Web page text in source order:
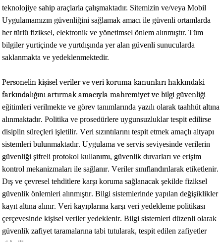
teknolojiye sahip araçlarla çalışmaktadır. Sitemizin ve/veya Mobil
Uygulamamızın güvenliğini sağlamak amacı ile güvenli ortamlarda
her türlü fiziksel, elektronik ve yönetimsel önlem alınmıştır. Tüm
bilgiler yurtiçinde ve yurtdışında yer alan güvenli sunucularda
saklanmakta ve yedeklenmektedir.
Personelin kişisel veriler ve veri koruma kanunları hakkındaki
eğitimleri verilmekte ve görev tanımlarında yazılı olarak taahhüt altına
alınmaktadır. Politika ve prosedürlere uygunsuzluklar tespit edilirse
disiplin süreçleri işletilir. Veri sızıntılarını tespit etmek amaçlı altyapı
sistemleri bulunmaktadır. Uygulama ve servis seviyesinde verilerin
güvenliği şifreli protokol kullanımı, güvenlik duvarları ve erişim
kontrol mekanizmaları ile sağlanır. Veriler sınıflandırılarak etiketlenir.
Dış ve çevresel tehditlere karşı koruma sağlanacak şekilde fiziksel
güvenlik önlemleri alınmıştır. Bilgi sistemlerinde yapılan değişiklikler
kayıt altına alınır. Veri kayıplarına karşı veri yedekleme politikası
çerçevesinde kişisel veriler yedeklenir. Bilgi sistemleri düzenli olarak
güvenlik zafiyet taramalarına tabi tutularak, tespit edilen zafiyetler